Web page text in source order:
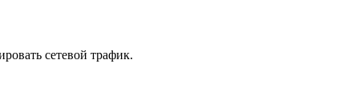
сетевой трафик.